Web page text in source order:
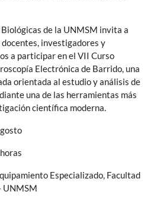
de la UNMSM invita a
investigadores y
a participar en el VII Curso
Electrónica de Barrido, una
orientada al estudio y análisis de
una de las herramientas más
científica moderna.
Especializado, Facultad
UNMSM